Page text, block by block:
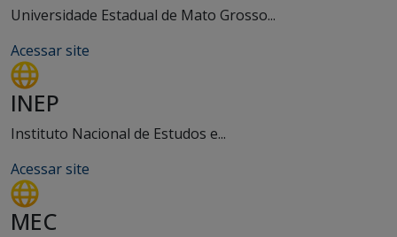
Universidade Estadual de Mato Grosso...
Acessar site
INEP
Instituto Nacional de Estudos e...
Acessar site
MEC